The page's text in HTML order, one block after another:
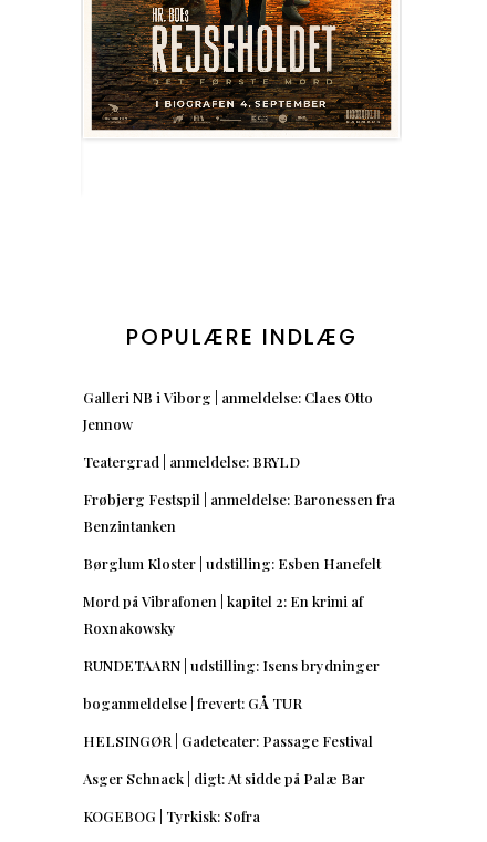
POPULÆRE INDLÆG
Galleri NB i Viborg | anmeldelse: Claes Otto
Jennow
Teatergrad | anmeldelse: BRYLD
Frøbjerg Festspil | anmeldelse: Baronessen fra
Benzintanken
Børglum Kloster | udstilling: Esben Hanefelt
Mord på Vibrafonen | kapitel 2: En krimi af
Roxnakowsky
RUNDETAARN | udstilling: Isens brydninger
boganmeldelse | frevert: GÅ TUR
HELSINGØR | Gadeteater: Passage Festival
Asger Schnack | digt: At sidde på Palæ Bar
KOGEBOG | Tyrkisk: Sofra